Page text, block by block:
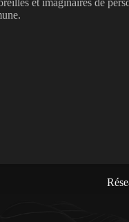
et imaginaires de